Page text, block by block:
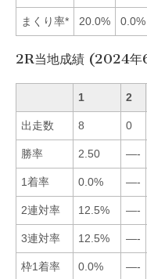
まくり率* 20.0% 0.0%
2R当地成績 (2024年
1 2
出走数 8 0
勝率 2.50 —-
1着率 0.0% —-
2連対率 12.5% —-
3連対率 12.5% —-
枠1着率 0.0% —-